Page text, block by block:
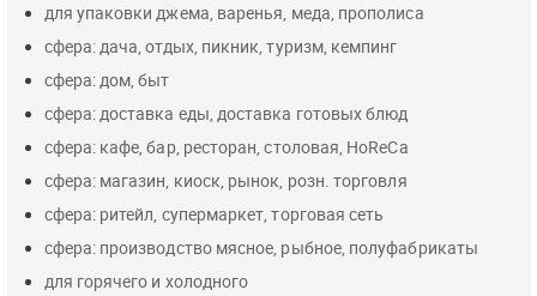
для упаковки джема, варенья, меда, прополиса
сфера: дача, отдых, пикник, туризм, кемпинг
сфера: дом, быт
сфера: доставка еды, доставка готовых блюд
сфера: кафе, бар, ресторан, столовая, HoReCa
сфера: магазин, киоск, рынок, розн. торговля
сфера: ритейл, супермаркет, торговая сеть
сфера: производство мясное, рыбное, полуфабрикаты
для горячего и холодного